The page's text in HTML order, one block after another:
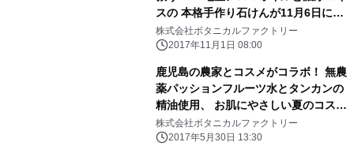
スの 本格手作り石けんが11月6日に発
売！
株式会社ボタニカルファクトリー
2017年11月1日 08:00
鹿児島の農家とコスメがコラボ！ 無農
薬パッションフルーツ水とタンカンの
精油使用、 お肌にやさしい夏のコスメ
2品を6月1日発売
株式会社ボタニカルファクトリー
2017年5月30日 13:30